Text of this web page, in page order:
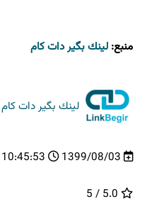
منبع: لینك بگیر دات كام
لینك بگیر دات كام
1399/08/03
10:45:53